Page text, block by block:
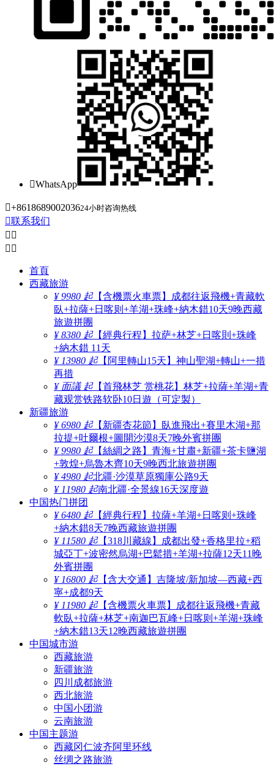
WhatsApp
+861868900203624小时咨询热线
联系我们
 
 
首頁
西藏旅游
¥ 9980 起【含機票火車票】成都往返飛機+青藏軟
臥+拉薩+日喀则+羊湖+珠峰+納木錯10天9晚西藏
旅遊拼團
¥ 8380 起【經典行程】拉萨+林芝+日喀則+珠峰
+納木錯 11天
¥ 13980 起【阿里轉山15天】神山聖湖+轉山+一措
再措
¥ 面議 起【首飛林芝 赏桃花】林芝+拉薩+羊湖+青
藏观赏铁路软卧10日遊（可定製）
新疆旅游
¥ 6980 起【新疆杏花節】臥進飛出+賽里木湖+那
拉提+吐爾根+圖開沙漠8天7晚外賓拼團
¥ 9980 起【絲綢之路】青海+甘肅+新疆+茶卡鹽湖
+敦煌+烏魯木齊10天9晚西北旅遊拼團
¥ 4980 起北疆·沙漠草原獨庫公路9天
¥ 11980 起南北疆·全景線16天深度遊
中国热门拼团
¥ 6480 起【經典行程】拉薩+羊湖+日喀则+珠峰
+納木錯8天7晚西藏旅遊拼團
¥ 11580 起【318川藏線】成都出發+香格里拉+稻
城亞丁+波密然烏湖+巴鬆措+羊湖+拉薩12天11晚
外賓拼團
¥ 16800 起【含大交通】吉隆坡/新加坡—西藏+西
寧+成都9天
¥ 11980 起【含機票火車票】成都往返飛機+青藏
軟臥+拉薩+林芝+南迦巴瓦峰+日喀则+羊湖+珠峰
+納木錯13天12晚西藏旅遊拼團
中国城市游
西藏旅游
新疆旅游
四川成都旅游
西北旅游
中国小团游
云南旅游
中国主题游
西藏冈仁波齐阿里环线
丝绸之路旅游